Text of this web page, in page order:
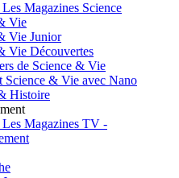
Magazines Science
Vie
Vie Junior
Vie Découvertes
de Science & Vie
Science & Vie avec Nano
Histoire
Magazines TV -